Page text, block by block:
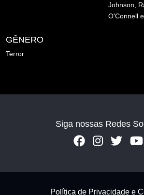
Johnson,
O'Connell e
GÊNERO
Terror
Siga nossas Redes
Footer - Subfooter
Política de Privacidade e